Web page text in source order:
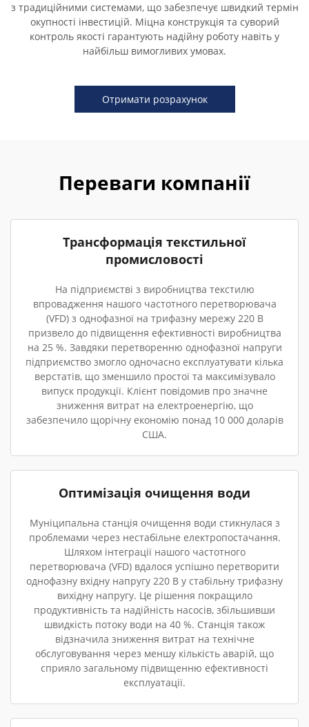
з традиційними системами, що забезпечує швидкий термін
окупності інвестицій. Міцна конструкція та суворий
контроль якості гарантують надійну роботу навіть у
найбільш вимогливих умовах.
Отримати розрахунок
Переваги компанії
Трансформація текстильної
промисловості
На підприємстві з виробництва текстилю
впровадження нашого частотного перетворювача
(VFD) з однофазної на трифазну мережу 220 В
призвело до підвищення ефективності виробництва
на 25 %. Завдяки перетворенню однофазної напруги
підприємство змогло одночасно експлуатувати кілька
верстатів, що зменшило простої та максимізувало
випуск продукції. Клієнт повідомив про значне
зниження витрат на електроенергію, що
забезпечило щорічну економію понад 10 000 доларів
США.
Оптимізація очищення води
Муніципальна станція очищення води стикнулася з
проблемами через нестабільне електропостачання.
Шляхом інтеграції нашого частотного
перетворювача (VFD) вдалося успішно перетворити
однофазну вхідну напругу 220 В у стабільну трифазну
вихідну напругу. Це рішення покращило
продуктивність та надійність насосів, збільшивши
швидкість потоку води на 40 %. Станція також
відзначила зниження витрат на технічне
обслуговування через меншу кількість аварій, що
сприяло загальному підвищенню ефективності
експлуатації.